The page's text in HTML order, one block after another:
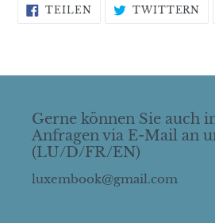
TEILENAUF
FACEBOOK
TWITTERN
Gerne können Sie auch
Anfragen via E-Mail an
(LU/D/FR/EN)
luxembook@gmail.com